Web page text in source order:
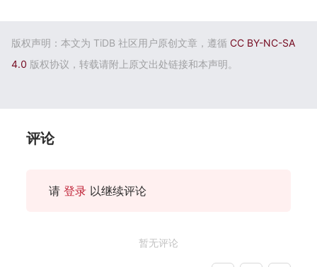
版权声明：本文为 TiDB 社区用户原创文章，遵循 CC BY-NC-SA
4.0 版权协议，转载请附上原文出处链接和本声明。
评论
请 登录 以继续评论
暂无评论